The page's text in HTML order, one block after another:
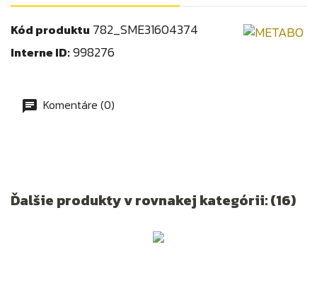
Kód produktu 782_SME31604374
Interne ID:998276
Komentáre (0)
Ďalšie produkty v rovnakej kategórii: (16)